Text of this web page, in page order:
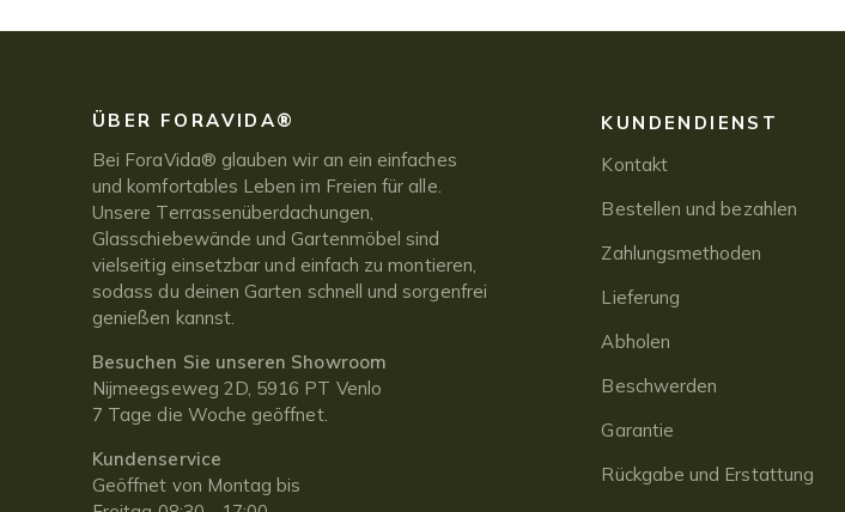
ÜBER FORAVIDA®
Bei ForaVida® glauben wir an ein einfaches
und komfortables Leben im Freien für alle.
Unsere Terrassenüberdachungen,
Glasschiebewände und Gartenmöbel sind
vielseitig einsetzbar und einfach zu montieren,
sodass du deinen Garten schnell und sorgenfrei
genießen kannst.
Besuchen Sie unseren Showroom
Nijmeegseweg 2D, 5916 PT Venlo
7 Tage die Woche geöffnet.
Kundenservice
Geöffnet von Montag bis
KUNDENDIENST
Kontakt
Bestellen und bezahlen
Zahlungsmethoden
Lieferung
Abholen
Beschwerden
Garantie
Rückgabe und Erstattung